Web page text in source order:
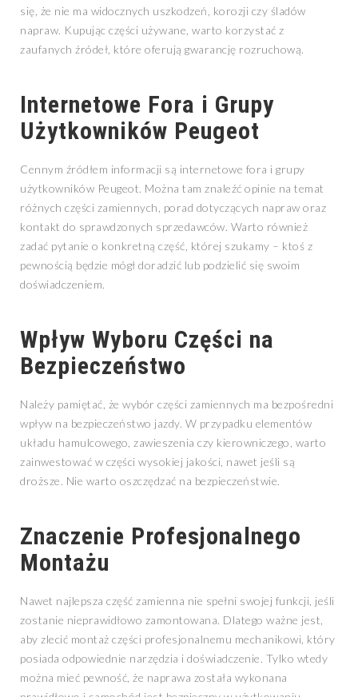
się, że nie ma widocznych uszkodzeń, korozji czy śladów
napraw. Kupując części używane, warto korzystać z
zaufanych źródeł, które oferują gwarancję rozruchową.
Internetowe Fora i Grupy
Użytkowników Peugeot
Cennym źródłem informacji są internetowe fora i grupy
użytkowników Peugeot. Można tam znaleźć opinie na temat
różnych części zamiennych, porad dotyczących napraw oraz
kontakt do sprawdzonych sprzedawców. Warto również
zadać pytanie o konkretną część, której szukamy – ktoś z
pewnością będzie mógł doradzić lub podzielić się swoim
doświadczeniem.
Wpływ Wyboru Części na
Bezpieczeństwo
Należy pamiętać, że wybór części zamiennych ma bezpośredni
wpływ na bezpieczeństwo jazdy. W przypadku elementów
układu hamulcowego, zawieszenia czy kierowniczego, warto
zainwestować w części wysokiej jakości, nawet jeśli są
droższe. Nie warto oszczędzać na bezpieczeństwie.
Znaczenie Profesjonalnego
Montażu
Nawet najlepsza część zamienna nie spełni swojej funkcji, jeśli
zostanie nieprawidłowo zamontowana. Dlatego ważne jest,
aby zlecić montaż części profesjonalnemu mechanikowi, który
posiada odpowiednie narzędzia i doświadczenie. Tylko wtedy
można mieć pewność, że naprawa została wykonana